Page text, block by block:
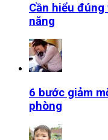
Cần hiểu
năng
6 bước giảm
phòng